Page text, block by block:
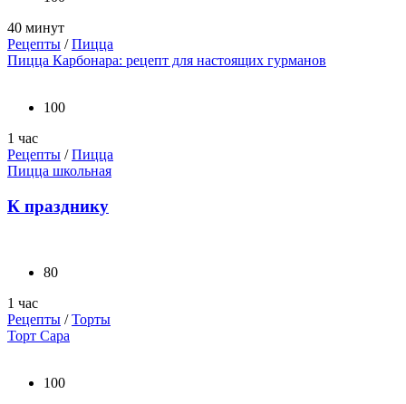
40 минут
Рецепты /Пицца
Пицца Карбонара: рецепт для настоящих гурманов
100
1 час
Рецепты /Пицца
Пицца школьная
К празднику
80
1 час
Рецепты /Торты
Торт Сара
100